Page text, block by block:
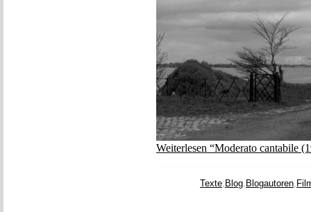
Weiterlesen “Moderato cantabile
Texte, Blog, Blogautoren,